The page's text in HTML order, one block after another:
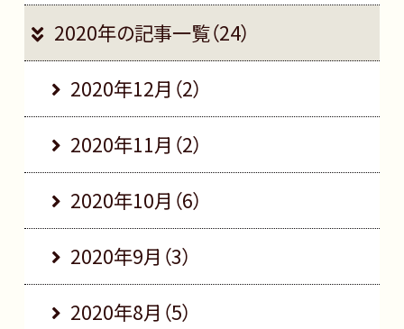
2020年の記事一覧（24）
2020年12月（2）
2020年11月（2）
2020年10月（6）
2020年9月（3）
2020年8月（5）